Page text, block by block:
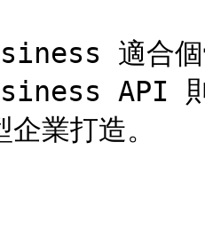
適合個
API 則
業打造。